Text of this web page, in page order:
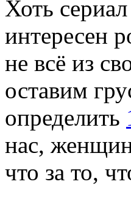
Хоть
интересен
не всё из
оставим
определить
нас,
что за то,